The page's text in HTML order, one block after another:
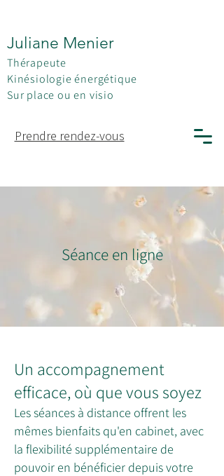
Juliane Menier
Thérapeute
Kinésiologie énergétique
Sur place ou en visio
Prendre rendez-vous
Séance en ligne
Un accompagnement
efficace, où que vous soyez
Les séances à distance offrent les
mêmes bienfaits qu'en cabinet, avec
la flexibilité supplémentaire de
pouvoir en bénéficier depuis votre